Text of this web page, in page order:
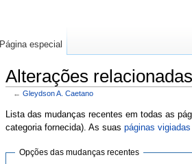
Alterações
← Gleydson A. Caetano
Lista das mudanças recentes em todas as
categoria fornecida). As suas páginas vigiadas
Opções das mudanças recentes
Página especial